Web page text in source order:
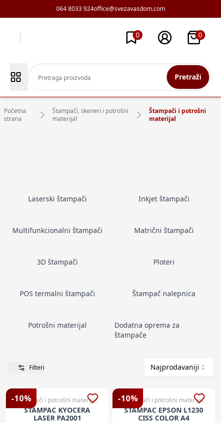
064 8033 924office@svezavasdom.com
0 0
Pretraži
Početna
strana
Štampači, skeneri i potrošni
materijal
Štampači i potrošni
materijal
Laserski štampači Inkjet štampači
Multifunkcionalni štampači Matrični štampači
3D štampači Ploteri
POS termalni štampači Štampač nalepnica
Potrošni materijal
Dodatna oprema za
štampače
Filteri Najprodavaniji
-10%
Štampači i potrošni materijal
STAMPAC KYOCERA
LASER PA2001
-10%
Štampači i potrošni materijal
STAMPAC EPSON L1230
CISS COLOR A4